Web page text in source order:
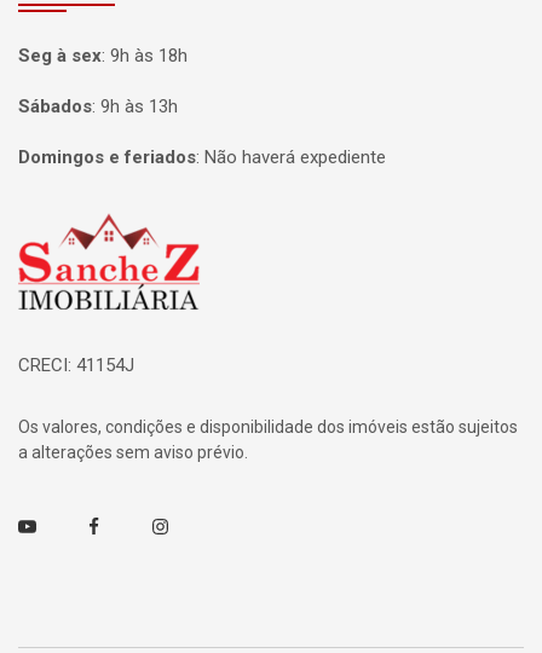
Seg à sex: 9h às 18h
Sábados: 9h às 13h
Domingos e feriados: Não haverá expediente
Página inicial
CRECI: 41154J
Os valores, condições e disponibilidade dos imóveis estão sujeitos
a alterações sem aviso prévio.
Youtube FacebookInstagram